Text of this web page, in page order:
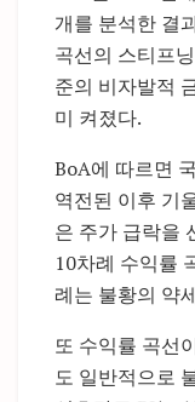
개를 분석한 결
곡선의 스티프
준의 비자발적
미 켜졌다.
BoA에 따르면
역전된 이후 기
은 주가 급락을
10차례 수익률
례는 불황의 약
또 수익률 곡선
도 일반적으로